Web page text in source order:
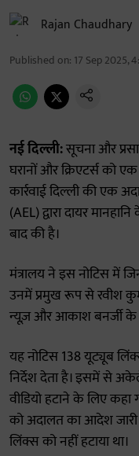
Rajan Chaudhary
Published on: 17 Sep 2025,
नई दिल्ली:सूचना और
घरानों और क्रिएटर्स को
कार्रवाई दिल्ली की एक
(AEL) द्वारा दायर
बाद की है।
मंत्रालय ने इस नोटिस में
उनमें प्रमुख रूप से रवीश
न्यूज़ और आकाश बनर्जी के
यह नोटिस 138 यूट्यूब
निर्देश देता है। इसमें से
वीडियो हटाने के लिए
को अदालत का आदेश जारी
लिंक्स को नहीं हटाया था।